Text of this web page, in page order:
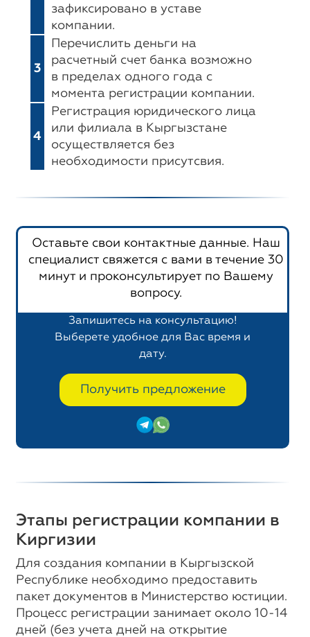
зафиксировано в уставе
компании.
3
Перечислить деньги на
расчетный счет банка возможно
в пределах одного года с
момента регистрации компании.
4
Регистрация юридического лица
или филиала в Кыргызстане
осуществляется без
необходимости присутсвия.
Оставьте свои контактные данные. Наш
специалист свяжется с вами в течение 30
минут и проконсультирует по Вашему
вопросу.
Запишитесь на консультацию!
Выберете удобное для Вас время и
дату.
Получить предложение
Этапы регистрации компании в
Киргизии
Для создания компании в Кыргызской
Республике необходимо предоставить
пакет документов в Министерство юстиции.
Процесс регистрации занимает около 10-14
дней (без учета дней на открытие